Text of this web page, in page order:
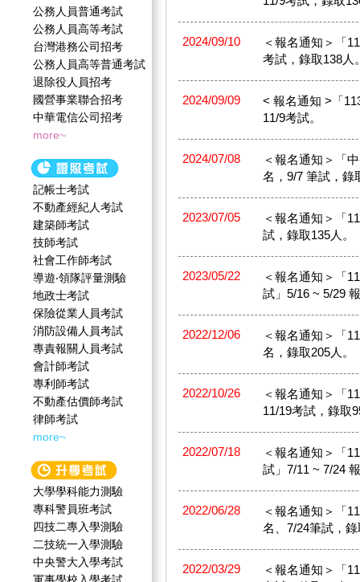
公務人員普通考試
公務人員高等考試
台灣港務公司招考
公務人員高等普通考試
退除役人員招考
國營事業聯合招考
中華電信公司招考
more~
記帳士考試
不動產經紀人考試
建築師考試
技師考試
社會工作師‍考試
導遊‧領隊評量測驗
地政士考試
保險從業人員考試
消防設備人員考試
專責報關人員考試
會計師考試
專利師考試
不動產估價師考試
律師考試
more~
大學學科能力測驗
專科警員班考試
四技二專入學測驗
二技統一入學測驗
中央警大入學考試
2024/09/10
＜報名通知＞「
考試，錄取138人
2024/09/09
< 報名通知 >「
11/9考試。
2024/07/08
＜報名通知＞「
名，9/7 筆試，錄
2023/07/05
＜報名通知＞「
試，錄取135人。
2023/05/22
＜報名通知＞「
試」5/16 ~ 5/29
2022/12/06
＜報名通知＞「
名，錄取205人。
2022/10/26
＜報名通知＞「
11/19考試，錄取
2022/07/18
＜報名通知＞「
試」7/11 ~ 7/24
2022/06/28
＜報名通知＞「
名、7/24筆試，
2022/03/29
＜報名通知＞「